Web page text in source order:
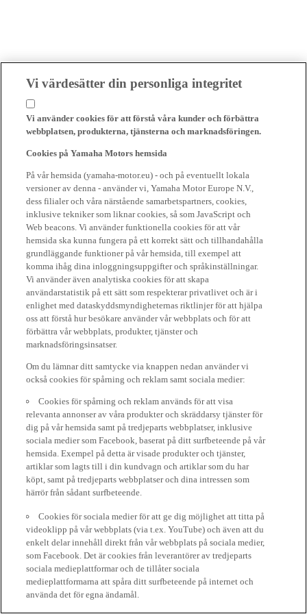
Vi värdesätter din personliga integritet
Vi använder cookies för att förstå våra kunder och förbättra
webbplatsen, produkterna, tjänsterna och marknadsföringen.
Cookies på Yamaha Motors hemsida
På vår hemsida (yamaha-motor.eu) - och på eventuellt lokala
versioner av denna - använder vi, Yamaha Motor Europe N.V.,
dess filialer och våra närstående samarbetspartners, cookies,
inklusive tekniker som liknar cookies, så som JavaScript och
Web beacons. Vi använder funktionella cookies för att vår
hemsida ska kunna fungera på ett korrekt sätt och tillhandahålla
grundläggande funktioner på vår hemsida, till exempel att
komma ihåg dina inloggningsuppgifter och språkinställningar.
Vi använder även analytiska cookies för att skapa
användarstatistik på ett sätt som respekterar privatlivet och är i
enlighet med dataskyddsmyndigheternas riktlinjer för att hjälpa
oss att förstå hur besökare använder vår webbplats och för att
förbättra vår webbplats, produkter, tjänster och
marknadsföringsinsatser.
Om du lämnar ditt samtycke via knappen nedan använder vi
också cookies för spårning och reklam samt sociala medier:
Cookies för spårning och reklam används för att visa
relevanta annonser av våra produkter och skräddarsy tjänster för
dig på vår hemsida samt på tredjeparts webbplatser, inklusive
sociala medier som Facebook, baserat på ditt surfbeteende på vår
hemsida. Exempel på detta är visade produkter och tjänster,
artiklar som lagts till i din kundvagn och artiklar som du har
köpt, samt på tredjeparts webbplatser och dina intressen som
härrör från sådant surfbeteende.
Cookies för sociala medier för att ge dig möjlighet att titta på
videoklipp på vår webbplats (via t.ex. YouTube) och även att du
enkelt delar innehåll direkt från vår webbplats på sociala medier,
som Facebook. Det är cookies från leverantörer av tredjeparts
sociala medieplattformar och de tillåter sociala
medieplattformarna att spåra ditt surfbeteende på internet och
använda det för egna ändamål.